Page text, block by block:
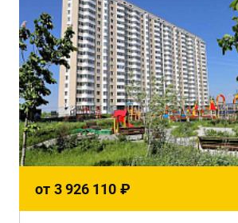
от 3 926 110 ₽